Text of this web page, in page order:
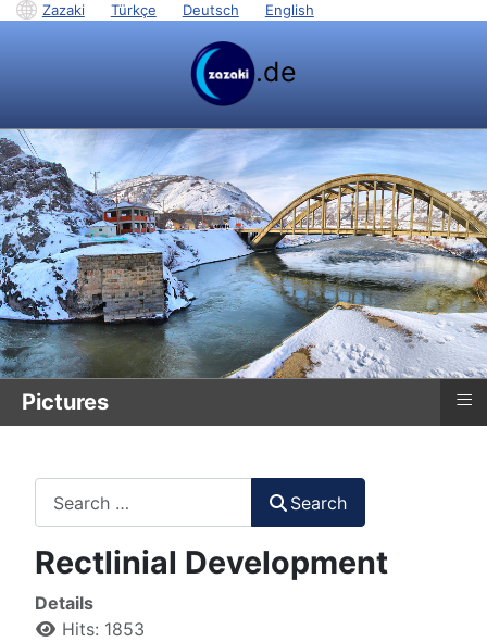
Zazaki Türkçe Deutsch English
.de
Pictures ≡
Search
Rectlinial Development
Details
Hits: 1853